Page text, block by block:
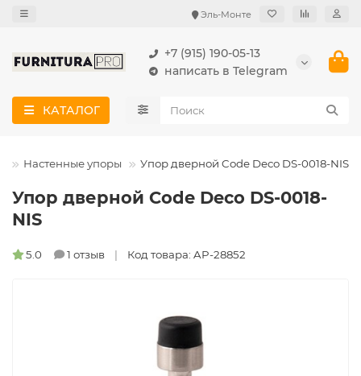
Эль-Монте
+7 (915) 190-05-13
написать в Telegram
КАТАЛОГ
Настенные упоры Упор дверной Code Deco DS-0018-NIS
Упор дверной Code Deco DS-0018-
NIS
5.0 1 отзыв Код товара: AP-28852